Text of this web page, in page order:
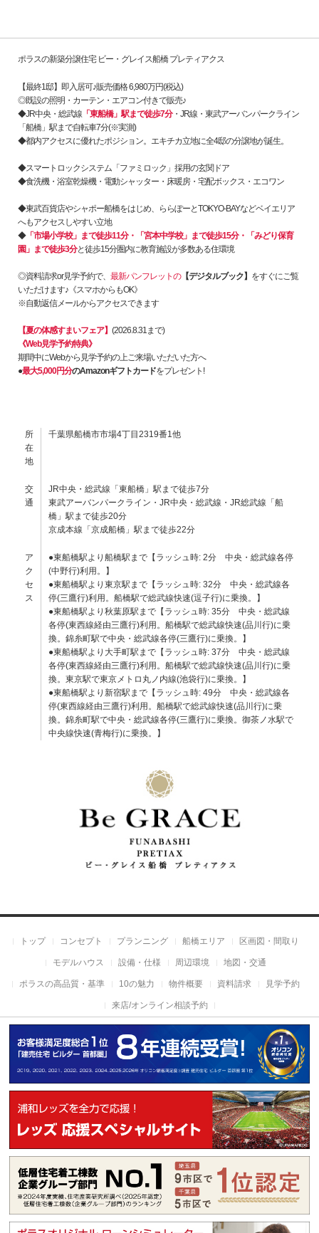
ポラスの新築分譲住宅 ビー・グレイス船橋 プレティアクス
【最終1邸】即入居可♪販売価格 6,980万円(税込)
◎既設の照明・カーテン・エアコン付きで販売♪
◆JR中央・総武線 「東船橋」駅まで徒歩7分・JR線・東武アーバンパークライン
「船橋」駅まで自転車7分(※実測)
◆都内アクセスに優れたポジション。エキチカ立地に全4邸の分譲地が誕生。
◆スマートロックシステム「ファミロック」採用の玄関ドア
◆食洗機・浴室乾燥機・電動シャッター・床暖房・宅配ボックス・エコワン
◆東武百貨店やシャポー船橋をはじめ、ららぽーとTOKYO-BAYなどベイエリア
へもアクセスしやすい立地
◆「市場小学校」まで徒歩11分・「宮本中学校」まで徒歩15分・「みどり保育
園」まで徒歩3分と徒歩15分圏内に教育施設が多数ある住環境
◎資料請求or見学予約で、 最新パンフレットの【デジタルブック】 をすぐにご覧
いただけます♪《スマホからもOK》
※自動返信メールからアクセスできます
【夏の体感すまいフェア】 (2026.8.31まで)
《Web見学予約特典》
期間中にWebから見学予約の上ご来場いただいた方へ
●最大5,000円分のAmazonギフトカードをプレゼント!
所
在
地
千葉県船橋市市場4丁目2319番1他
交
通
JR中央・総武線「東船橋」駅まで徒歩7分
東武アーバンパークライン・JR中央・総武線・JR総武線「船
橋」駅まで徒歩20分
京成本線「京成船橋」駅まで徒歩22分
ア
ク
セ
ス
●東船橋駅より船橋駅まで【ラッシュ時: 2分 中央・総武線各停
(中野行)利用。】
●東船橋駅より東京駅まで【ラッシュ時: 32分 中央・総武線各
停(三鷹行)利用。船橋駅で総武線快速(逗子行)に乗換。】
●東船橋駅より秋葉原駅まで【ラッシュ時: 35分 中央・総武線
各停(東西線経由三鷹行)利用。船橋駅で総武線快速(品川行)に乗
換。錦糸町駅で中央・総武線各停(三鷹行)に乗換。】
●東船橋駅より大手町駅まで【ラッシュ時: 37分 中央・総武線
各停(東西線経由三鷹行)利用。船橋駅で総武線快速(品川行)に乗
換。東京駅で東京メトロ丸ノ内線(池袋行)に乗換。】
●東船橋駅より新宿駅まで【ラッシュ時: 49分 中央・総武線各
停(東西線経由三鷹行)利用。船橋駅で総武線快速(品川行)に乗
換。錦糸町駅で中央・総武線各停(三鷹行)に乗換。御茶ノ水駅で
中央線快速(青梅行)に乗換。】
トップ コンセプト プランニング 船橋エリア 区画図・間取り
モデルハウス 設備・仕様 周辺環境 地図・交通
ポラスの高品質・基準 10の魅力 物件概要 資料請求 見学予約
来店/オンライン相談予約